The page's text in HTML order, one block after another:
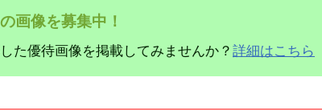
画像を募集中！
た優待画像を掲載してみませんか？詳細はこちら